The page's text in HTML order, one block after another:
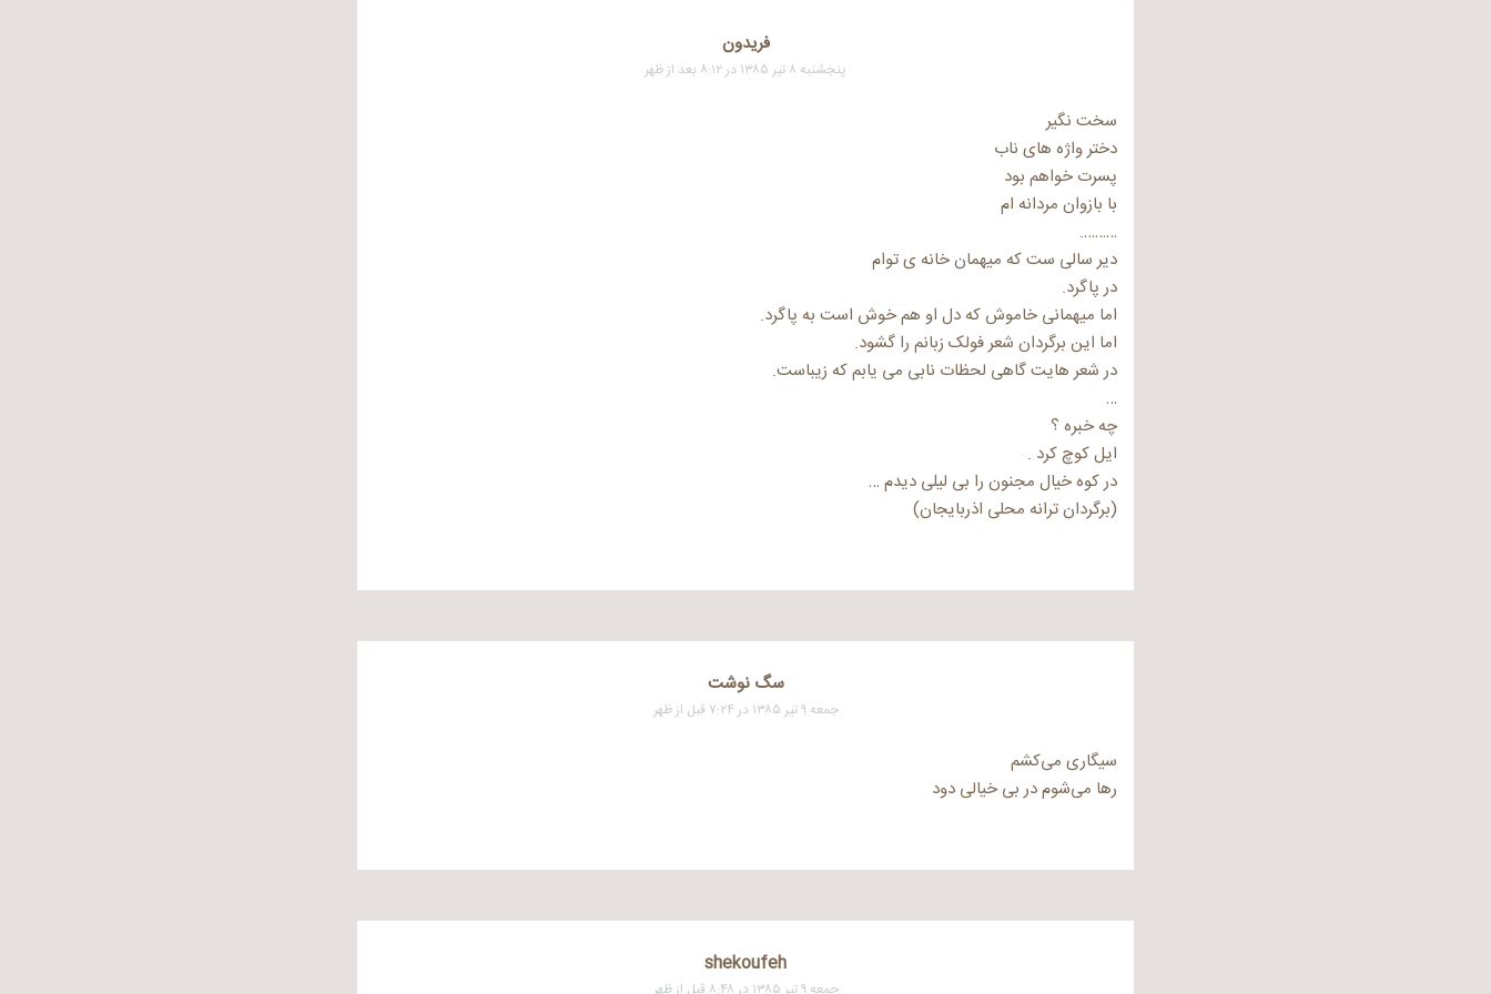
فریدون
پنجشنبه ۸ تیر ۱۳۸۵ در ۸:۱۲ بعد از ظهر
سخت نگیر
دختر واژه های ناب
پسرت خواهم بود
با بازوان مردانه ام
……….
دیر سالی ست که میهمان خانه ی توام
در پاگرد.
اما میهمانی خاموش که دل او هم خوش است به پاگرد.
اما این برگردان شعر فولک زبانم را گشود.
در شعر هایت گاهی لحظات نابی می یابم که زیباست.
…
چه خبره ؟
ایل کوچ کرد .
در کوه خیال مجنون را بی لیلی دیدم …
(برگردان ترانه محلی اذربایجان)
سگ نوشت
جمعه ۹ تیر ۱۳۸۵ در ۷:۲۴ قبل از ظهر
سیگاری می‌کشم
رها می‌شوم در بی خیالی دود
shekoufeh
جمعه ۹ تیر ۱۳۸۵ در ۸:۴۸ قبل از ظهر